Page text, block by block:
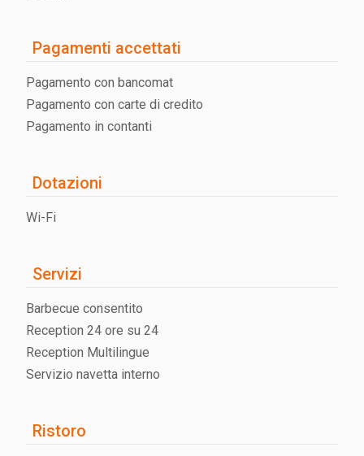
Pagamenti accettati
Pagamento con bancomat
Pagamento con carte di credito
Pagamento in contanti
Dotazioni
Wi-Fi
Servizi
Barbecue consentito
Reception 24 ore su 24
Reception Multilingue
Servizio navetta interno
Ristoro